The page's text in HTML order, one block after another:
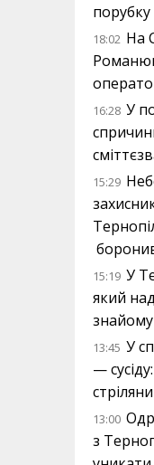
18:02 На
16:28 У
15:29
15:19 У
який
знайому
13:45 У
—
13:00
з